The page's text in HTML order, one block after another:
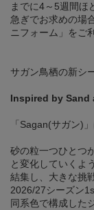
までに4～5週間ほ
急ぎでお求めの場
ニフォーム」をご
サガン鳥栖の新シ
Inspired by Sand
「Sagan(サガン)
砂の粒一つひとつ
と変化していくよ
結集し、大きな挑
2026/27シーズン
同系色で構成した